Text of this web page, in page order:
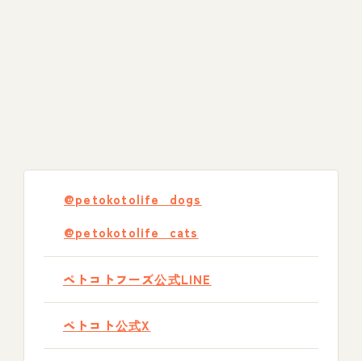
@petokotolife_dogs
@petokotolife_cats
ペトコトフーズ公式LINE
ペトコト公式X